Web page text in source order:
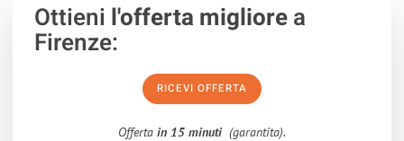
Ottieni l'offerta migliorea
Firenze:
RICEVI OFFERTA
Offerta in 15 minuti (garantita).